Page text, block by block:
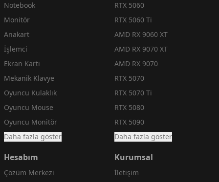
Notebook
Monitör
Anakart
İşlemci
Ekran Kartı
Mekanik Klavye
Oyuncu Kulaklık
Oyuncu Mouse
Oyuncu Monitör
Daha fazla göster
RTX 5060
RTX 5060 Ti
AMD RX 9060 XT
AMD RX 9070 XT
AMD RX 9070
RTX 5070
RTX 5070 Ti
RTX 5080
RTX 5090
Daha fazla göster
Hesabım
Çözüm Merkezi
Kurumsal
İletişim